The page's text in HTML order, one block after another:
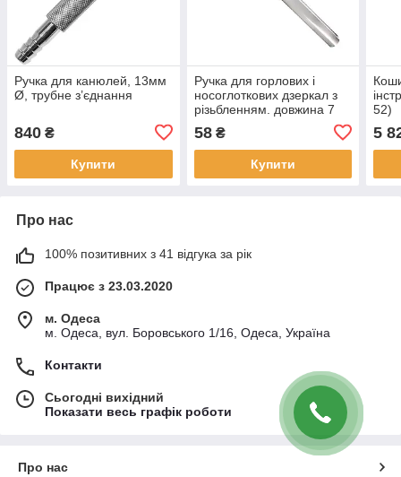
Ручка для канюлей, 13мм
Ø, трубне з’єднання
840 ₴
Купити
Ручка для горлових і
носоглоткових дзеркал з
різьбленням. довжина 7
58₴
Купити
52)
5
Про нас
100% позитивних з 41 відгука за рік
Працює з 23.03.2020
м. Одеса
м. Одеса, вул. Боровського 1/16, Одеса, Україна
Контакти
Сьогодні вихідний
Показати весь графік роботи
Про нас